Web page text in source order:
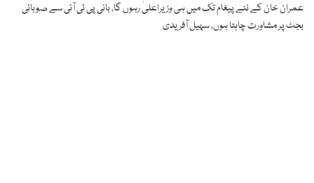
عمران خان کے نئے پیغام تک میں ہی وزیراعلیٰ رہوں گا، بانی پی ٹی آئی سے صوبائی
بجٹ پر مشاورت چاہتا ہوں، سہیل آفریدی